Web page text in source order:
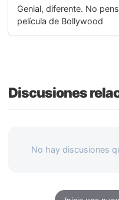
Genial, diferente. No
película de Bollywood
Discusiones
No hay discusiones